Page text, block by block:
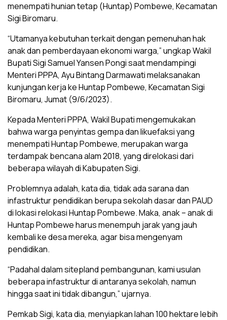
menempati hunian tetap (Huntap) Pombewe, Kecamatan
Sigi Biromaru.
“Utamanya kebutuhan terkait dengan pemenuhan hak
anak dan pemberdayaan ekonomi warga,” ungkap Wakil
Bupati Sigi Samuel Yansen Pongi saat mendampingi
Menteri PPPA, Ayu Bintang Darmawati melaksanakan
kunjungan kerja ke Huntap Pombewe, Kecamatan Sigi
Biromaru, Jumat (9/6/2023).
Kepada Menteri PPPA, Wakil Bupati mengemukakan
bahwa warga penyintas gempa dan likuefaksi yang
menempati Huntap Pombewe, merupakan warga
terdampak bencana alam 2018, yang direlokasi dari
beberapa wilayah di Kabupaten Sigi.
Problemnya adalah, kata dia, tidak ada sarana dan
infastruktur pendidikan berupa sekolah dasar dan PAUD
di lokasi relokasi Huntap Pombewe. Maka, anak – anak di
Huntap Pombewe harus menempuh jarak yang jauh
kembali ke desa mereka, agar bisa mengenyam
pendidikan.
“Padahal dalam sitepland pembangunan, kami usulan
beberapa infastruktur di antaranya sekolah, namun
hingga saat ini tidak dibangun,” ujarnya.
Pemkab Sigi, kata dia, menyiapkan lahan 100 hektare lebih